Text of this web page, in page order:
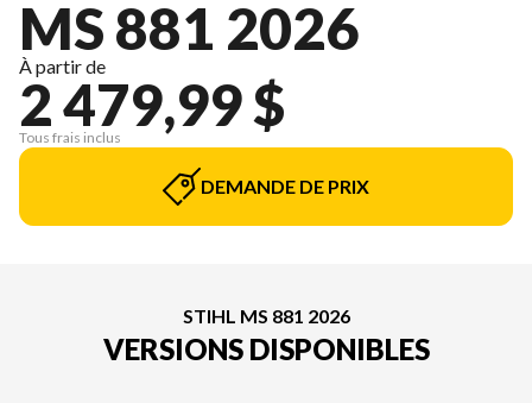
MS 881 2026
À partir de
2 479,99 $
Tous frais inclus
DEMANDE DE PRIX
STIHL MS 881 2026
VERSIONS DISPONIBLES